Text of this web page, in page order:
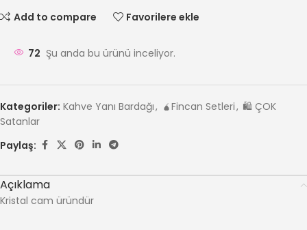
Add to compare Favorilere ekle
72 Şu anda bu ürünü inceliyor.
Kategoriler: Kahve Yanı Bardağı, 🧉Fincan Setleri, 🛍️ ÇOK
Satanlar
Paylaş:
Açıklama
Kristal cam üründür